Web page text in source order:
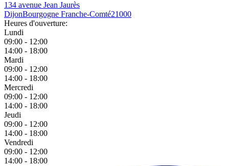
134 avenue Jean Jaurès
DijonBourgogne Franche-Comté21000
Heures d'ouverture:
Lundi
09:00 - 12:00
14:00 - 18:00
Mardi
09:00 - 12:00
14:00 - 18:00
Mercredi
09:00 - 12:00
14:00 - 18:00
Jeudi
09:00 - 12:00
14:00 - 18:00
Vendredi
09:00 - 12:00
14:00 - 18:00